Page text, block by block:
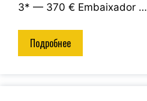
3* — 370 € Embaixador …
Подробнее